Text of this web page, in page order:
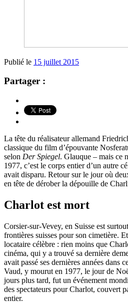
Publié le 15 juillet 2015
Partager :
La tête du réalisateur allemand
classique du film d’épouvante
selon Der Spiegel. Glauque – mais ce
1977, c’est le corps entier d’un autre
avait disparu. Retour sur le jour où
en tête de dérober la dépouille de
Charlot est mort
Corsier-sur-Vevey, en Suisse est
frontières suisses pour son cimetière.
locataire célèbre : rien moins que
cinéma, qui y a trouvé sa dernière
avait passé ses dernières années dans
Vaud, y mourut en 1977, le jour de
jours plus tard, fut un événement
des spectateurs pour Charlot, couvert
entier.